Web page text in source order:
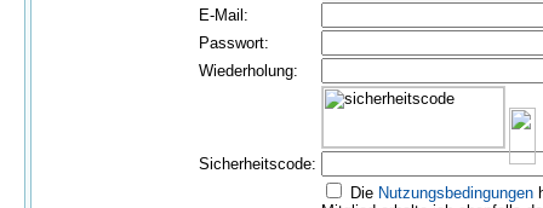
E-Mail:
Passwort:
Wiederholung:
Sicherheitscode:
Die Nutzungs­bedingungen